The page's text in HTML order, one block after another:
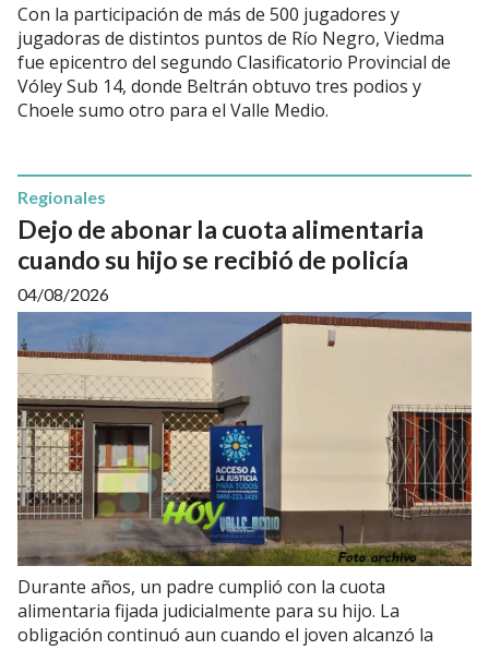
Con la participación de más de 500 jugadores y
jugadoras de distintos puntos de Río Negro, Viedma
fue epicentro del segundo Clasificatorio Provincial de
Vóley Sub 14, donde Beltrán obtuvo tres podios y
Choele sumo otro para el Valle Medio.
Dejo de abonar la cuota alimentaria
cuando su hijo se recibió de policía
Regionales
04/08/2026
Durante años, un padre cumplió con la cuota
alimentaria fijada judicialmente para su hijo. La
obligación continuó aun cuando el joven alcanzó la